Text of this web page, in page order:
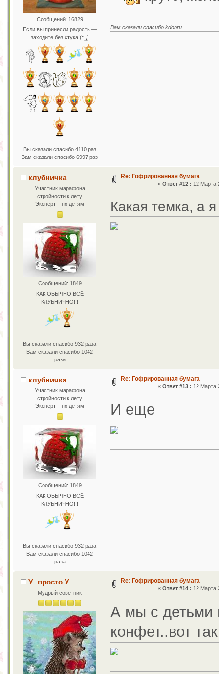
Сообщений: 16829
Если вы принесли радость —
заходите без стука!(ړײ)
Вы сказали спасибо 4110 раз
Вам сказали спасибо 6997 раз
Вам сказали спасибо kdobru
клубничка
Участник марафона
стройности к лету
Эксперт – по детям
Сообщений: 1849
КАК ОБЫЧНО ВСЁ
КЛУБНИЧНО!!!
Вы сказали спасибо 932 раза
Вам сказали спасибо 1042
раза
Re: Гофрированная бумага
« Ответ #12 : 12 Марта
Какая темка, а
клубничка
Участник марафона
стройности к лету
Эксперт – по детям
Сообщений: 1849
КАК ОБЫЧНО ВСЁ
КЛУБНИЧНО!!!
Вы сказали спасибо 932 раза
Вам сказали спасибо 1042
раза
Re: Гофрированная бумага
« Ответ #13 : 12 Марта
И еще
У...просто У
Мудрый советник
Re: Гофрированная бумага
« Ответ #14 : 12 Марта
А мы с детьми
конфет..вот